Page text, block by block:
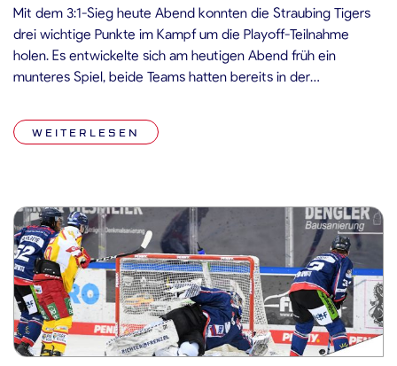
Mit dem 3:1-Sieg heute Abend konnten die Straubing Tigers
drei wichtige Punkte im Kampf um die Playoff-Teilnahme
holen. Es entwickelte sich am heutigen Abend früh ein
munteres Spiel, beide Teams hatten bereits in der
gegnerischen Torhüter. In der siebten Spielminute musste der
Krefelder Lucas Lessio wegen Hakens […]
WEITERLESEN